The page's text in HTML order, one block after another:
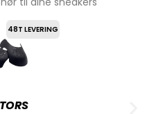
48T LEVERING